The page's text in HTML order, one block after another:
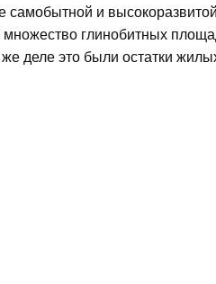
самобытной и
глинобитных
деле это были остатки